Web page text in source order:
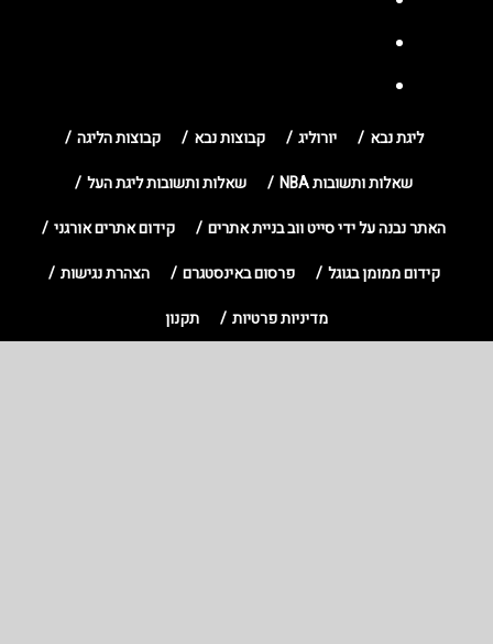
ליגת נבא יורוליג קבוצות נבא
קבוצות הליגה
שאלות ותשובות NBA
שאלות ותשובות ליגת העל
האתר נבנה על ידי סייט ווב בניית אתרים
קידום אתרים אורגני
קידום ממומן בגוגל
פרסום באינסטגרם
הצהרת נגישות
מדיניות פרטיות
תקנון